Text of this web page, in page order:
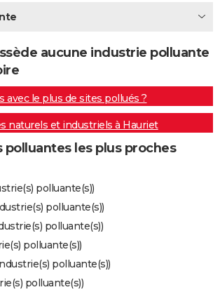
aucune industrie polluante
avec le plus de sites pollués ?
naturels et industriels à Hauriet
polluantes les plus proches
polluante(s))
polluante(s))
polluante(s))
polluante(s))
polluante(s))
polluante(s))